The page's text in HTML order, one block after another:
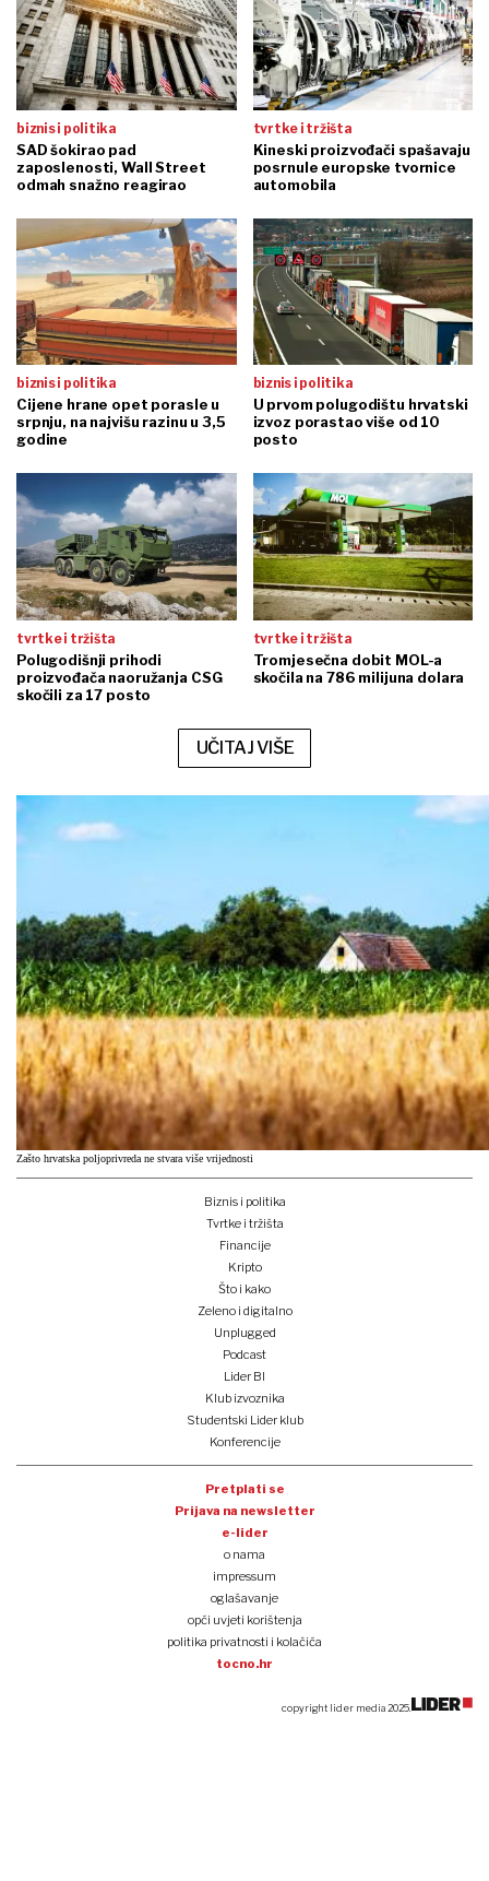
biznis i politika
SAD šokirao pad
zaposlenosti, Wall Street
odmah snažno reagirao
tvrtke i tržišta
Kineski proizvođači spašavaju
posrnule europske tvornice
automobila
biznis i politika
Cijene hrane opet porasle u
srpnju, na najvišu razinu u 3,5
godine
biznis i politika
U prvom polugodištu hrvatski
izvoz porastao više od 10
posto
tvrtke i tržišta
Polugodišnji prihodi
proizvođača naoružanja CSG
skočili za 17 posto
tvrtke i tržišta
Tromjesečna dobit MOL-a
skočila na 786 milijuna dolara
UČITAJ VIŠE
Zašto hrvatska poljoprivreda ne stvara više vrijednosti
Biznis i politika
Tvrtke i tržišta
Financije
Kripto
Što i kako
Zeleno i digitalno
Unplugged
Podcast
Lider BI
Klub izvoznika
Studentski Lider klub
Konferencije
Pretplati se
Prijava na newsletter
e-lider
o nama
impressum
oglašavanje
opći uvjeti korištenja
politika privatnosti i kolačića
tocno.hr
copyright lider media 2025.